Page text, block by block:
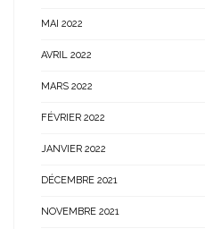
MAI 2022
AVRIL 2022
MARS 2022
FÉVRIER 2022
JANVIER 2022
DÉCEMBRE 2021
NOVEMBRE 2021